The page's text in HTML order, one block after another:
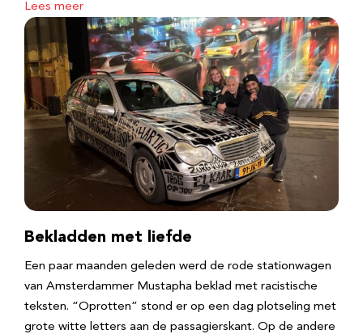
Lees meer
Bekladden met liefde
Een paar maanden geleden werd de rode stationwagen
van Amsterdammer Mustapha beklad met racistische
teksten. “Oprotten” stond er op een dag plotseling met
grote witte letters aan de passagierskant. Op de andere